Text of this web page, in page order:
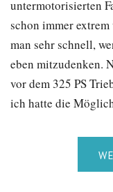
untermotorisierten
schon immer
man sehr schnell,
eben mitzudenken.
vor dem 325 PS
ich hatte die